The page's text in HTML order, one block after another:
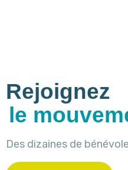
Rejoignez
le
Des dizaines de